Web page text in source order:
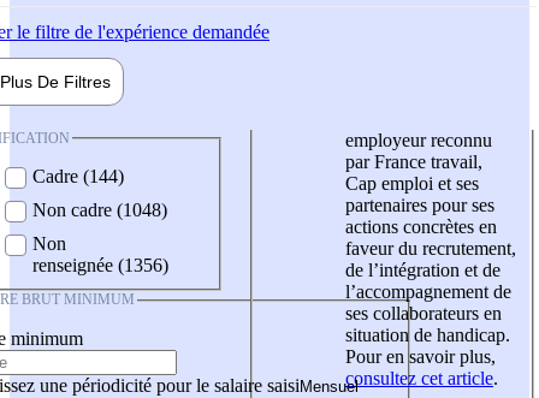
le filtre de l'expérience demandée
Plus De Filtres
Cadre (144)
Non cadre (1048)
Non
renseignée (1356)
BRUT MINIMUM
minimum
une périodicité pour le salaire saisi
employeur reconnu
par France travail,
Cap emploi et ses
partenaires pour ses
actions concrètes en
faveur du recrutement,
de l’intégration et de
l’accompagnement de
ses collaborateurs en
situation de handicap.
Pour en savoir plus,
consultez cet article.